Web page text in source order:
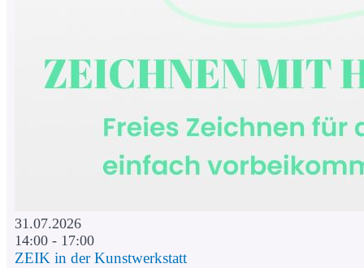
31.07.2026
14:00 - 17:00
ZEIK in der Kunstwerkstatt